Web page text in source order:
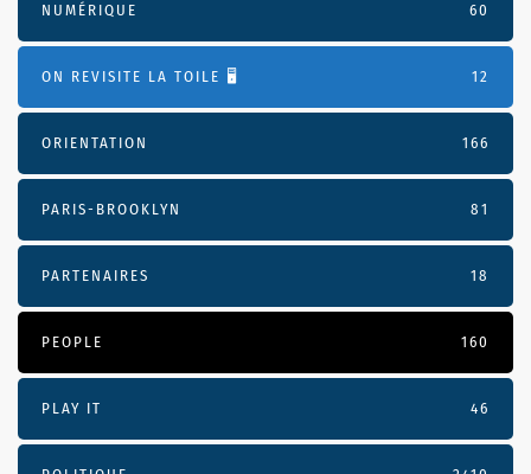
NUMÉRIQUE 60
ON REVISITE LA TOILE 🖥️ 12
ORIENTATION 166
PARIS-BROOKLYN 81
PARTENAIRES 18
PEOPLE 160
PLAY IT 46